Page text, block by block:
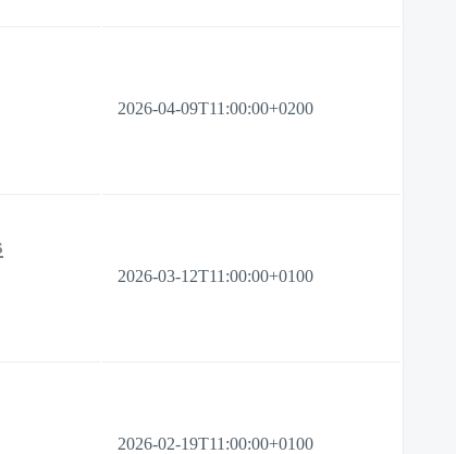
2026-04-09T11:00:00+0200
2026-03-12T11:00:00+0100
2026-02-19T11:00:00+0100